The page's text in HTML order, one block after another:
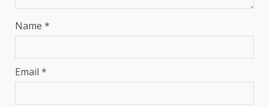
Name *
Email *